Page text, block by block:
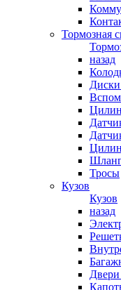
Тормозная
назад
Тросы
Кузов
Кузов
назад
Двери